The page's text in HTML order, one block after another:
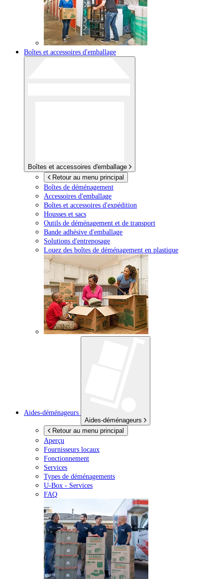
Boîtes et accessoires d'emballage
Boîtes et accessoires d'emballage
Retour au menu principal
Boîtes de déménagement
Accessoires d'emballage
Boîtes et accessoires d'expédition
Housses et sacs
Outils de déménagement et de transport
Bande adhésive d'emballage
Solutions d'entreposage
Louez des boîtes de déménagement en plastique
Aides-déménageurs
Aides-déménageurs
Retour au menu principal
Aperçu
Fournisseurs locaux
Fonctionnement
Services
Types de déménagements
U-Box - Services
FAQ